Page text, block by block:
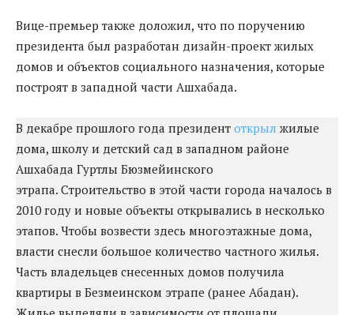
Вице-премьер также доложил, что по поручению
президента был разработан дизайн-проект жилых
домов и объектов социального назначения, которые
построят в западной части Ашхабада.
В декабре прошлого года президент открыл жилые
дома, школу и детский сад в западном районе
Ашхабада Гуртлы Бюзмейинского
этрапа. Строительство в этой части города началось в
2010 году и новые объекты открывались в несколько
этапов. Чтобы возвести здесь многоэтажные дома,
власти снесли большое количество частного жилья.
Часть владельцев снесенных домов получила
квартиры в Безмеинском этрапе (ранее Абадан).